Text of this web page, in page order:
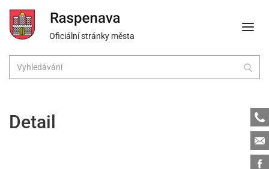
Oficiální stránky města
Detail